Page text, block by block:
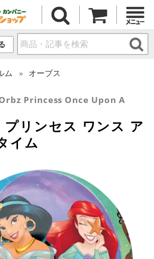
ム
オーブス
Princess Once Upon A
プリンセス ワンス ア
イム